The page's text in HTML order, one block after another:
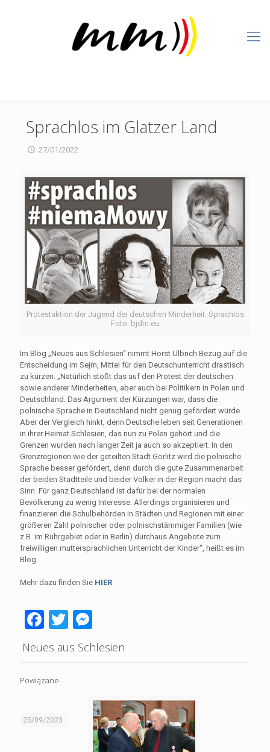
Sprachlos im Glatzer Land
27/01/2022
Protestaktion der Jugend der deutschen Minderheit: Sprachlos
Foto: bjdm.eu
Im Blog „Neues aus Schlesien“ nimmt Horst Ulbrich Bezug auf die
Entscheidung im Sejm, Mittel für den Deutschunterricht drastisch
zu kürzen. „Natürlich stößt das auf den Protest der deutschen
sowie anderer Minderheiten, aber auch bei Politikern in Polen und
Deutschland. Das Argument der Kürzungen war, dass die
polnische Sprache in Deutschland nicht genug gefördert würde.
Aber der Vergleich hinkt, denn Deutsche leben seit Generationen
in ihrer Heimat Schlesien, das nun zu Polen gehört und die
Grenzen wurden nach langer Zeit ja auch so akzeptiert. In den
Grenzregionen wie der geteilten Stadt Görlitz wird die polnische
Sprache besser gefördert, denn durch die gute Zusammenarbeit
der beiden Stadtteile und beider Völker in der Region macht das
Sinn. Für ganz Deutschland ist dafür bei der normalen
Bevölkerung zu wenig Interesse. Allerdings organisieren und
finanzieren die Schulbehörden in Städten und Regionen mit einer
größeren Zahl polnischer oder polnischstämmiger Familien (wie
z.B. im Ruhrgebiet oder in Berlin) durchaus Angebote zum
freiwilligen muttersprachlichen Unterricht der Kinder“, heißt es im
Blog.
Mehr dazu finden Sie HIER
Facebook
TwitterMessenger
Neues aus Schlesien
Powiązane
25/09/2023